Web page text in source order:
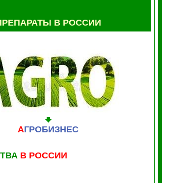
В РОССИИ
АГРОБИЗНЕС
В РОССИИ